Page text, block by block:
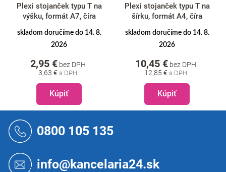
Plexi stojanček typu T na
výšku, formát A7, číra
skladom doručíme do 14. 8.
2026
3,63 €
2,95 €bez DPH
Kúpiť
Plexi stojanček typu T na
šírku, formát A4, číra
skladom doručíme do 14. 8.
2026
12,85 €
10,45 € bez DPH
Kúpiť
0800 105 135
info@kancelaria24.sk